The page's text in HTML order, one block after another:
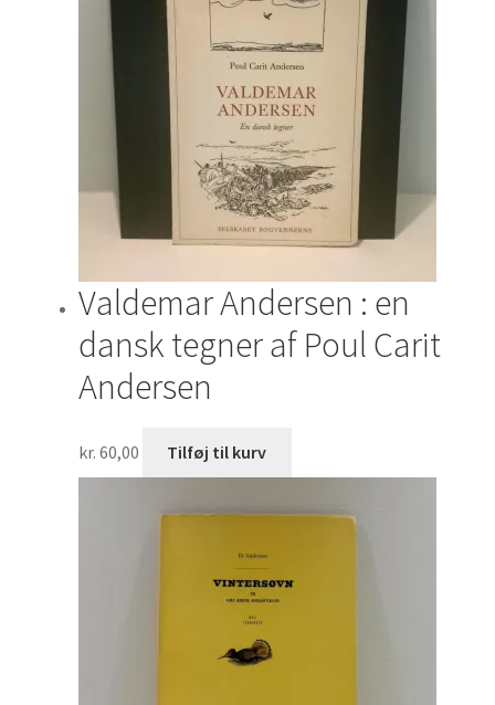
Valdemar Andersen : en
dansk tegner af Poul Carit
Andersen
kr. 60,00 Tilføj til kurv